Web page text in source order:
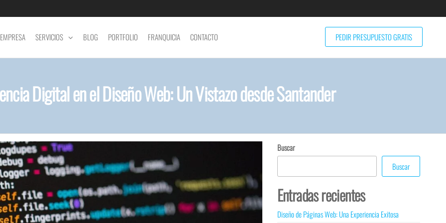
PEDIR PRESUPUESTO GRATIS
EMPRESA SERVICIOS BLOG PORTFOLIO FRANQUICIA CONTACTO
Digital en el Diseño Web: Un Vistazo desde Santander
Buscar
Buscar
Entradas recientes
Diseño de Páginas Web: Una Experiencia Exitosa